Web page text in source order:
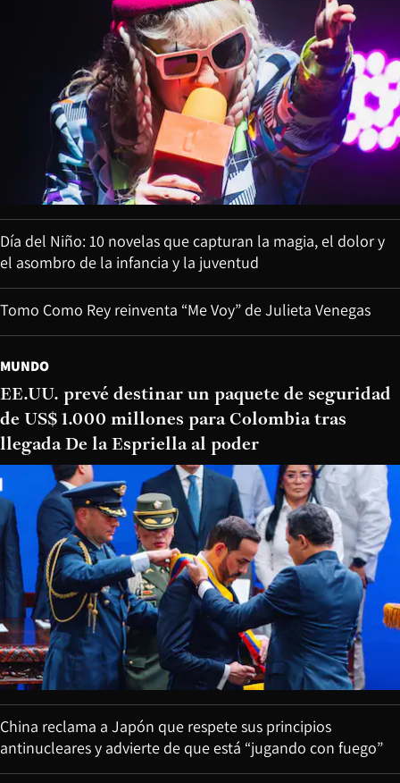
Día del Niño: 10 novelas que capturan la magia, el dolor y
el asombro de la infancia y la juventud
Tomo Como Rey reinventa “Me Voy” de Julieta Venegas
MUNDO
EE.UU. prevé destinar un paquete de seguridad
de US$ 1.000 millones para Colombia tras
llegada De la Espriella al poder
China reclama a Japón que respete sus principios
antinucleares y advierte de que está “jugando con fuego”